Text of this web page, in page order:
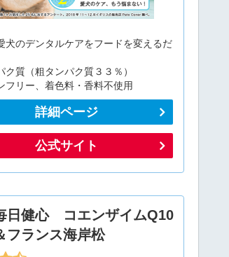
のデンタルケアをフードを変えるだ
質（粗タンパク質３３％）
リー、着色料・香料不使用
詳細ページ
公式サイト
日健心 コエンザイムQ10
フランス海岸松